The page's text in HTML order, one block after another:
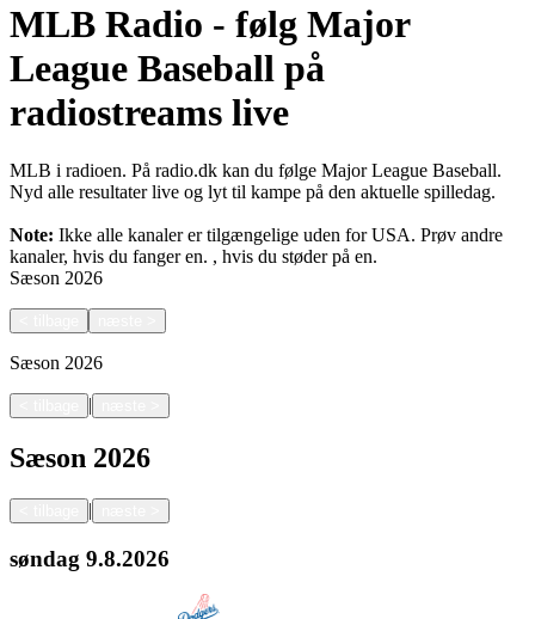
MLB Radio - følg Major
League Baseball på
radiostreams live
MLB i radioen. På radio.dk kan du følge Major League Baseball.
Nyd alle resultater live og lyt til kampe på den aktuelle spilledag.
Note: Ikke alle kanaler er tilgængelige uden for USA. Prøv andre
kanaler, hvis du fanger en. , hvis du støder på en.
Sæson 2026
Sæson 2026
|
Sæson 2026
|
søndag 9.8.2026